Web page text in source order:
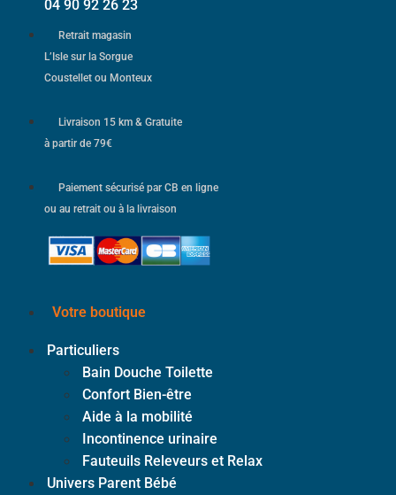
04 90 92 26 23
Retrait magasin
L’Isle sur la Sorgue
Coustellet ou Monteux
Livraison 15 km & Gratuite
à partir de 79€
Paiement sécurisé par CB en ligne
ou au retrait ou à la livraison
Votre boutique
Particuliers
Bain Douche Toilette
Confort Bien-être
Aide à la mobilité
Incontinence urinaire
Fauteuils Releveurs et Relax
Univers Parent Bébé